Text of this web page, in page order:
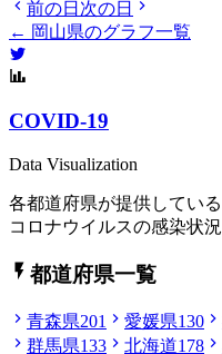
前の日 次の日
← 岡山県のグラフ一覧
COVID-19
Data Visualization
各都道府県が提供してい
コロナウイルスの感染状
都道府県一覧
青森県201 愛媛県130
群馬県133 北海道178